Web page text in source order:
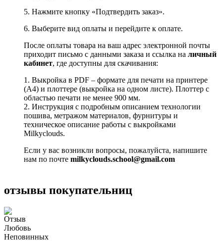
5. Нажмите кнопку «Подтвердить заказ».
6. Выберите вид оплаты и перейдите к оплате.
После оплаты товара на ваш адрес электронной почты
приходит письмо с данными заказа и ссылка на личный
кабинет, где доступны для скачивания:
1. Выкройка в PDF – формате для печати на принтере
(А4) и плоттере (выкройка на одном листе). Плоттер с
областью печати не менее 900 мм.
2. Инструкция с подробным описанием технологии
пошива, метражом материалов, фурнитуры и
техническое описание работы с выкройками
Milkyclouds.
Если у вас возникли вопросы, пожалуйста, напишите
нам по почте milkyclouds.school@gmail.com
отзывы покупательниц